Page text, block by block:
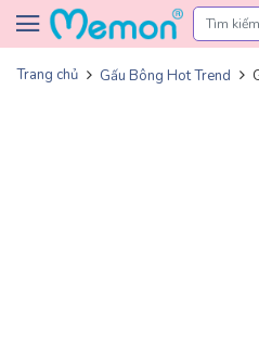
Skip to content
Trang chủ Gấu Bông Hot Trend